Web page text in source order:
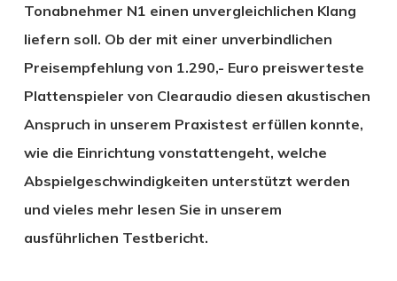
Tonabnehmer N1 einen unvergleichlichen Klang
liefern soll. Ob der mit einer unverbindlichen
Preisempfehlung von 1.290,- Euro preiswerteste
Plattenspieler von Clearaudio diesen akustischen
Anspruch in unserem Praxistest erfüllen konnte,
wie die Einrichtung vonstattengeht, welche
Abspielgeschwindigkeiten unterstützt werden
und vieles mehr lesen Sie in unserem
ausführlichen Testbericht.